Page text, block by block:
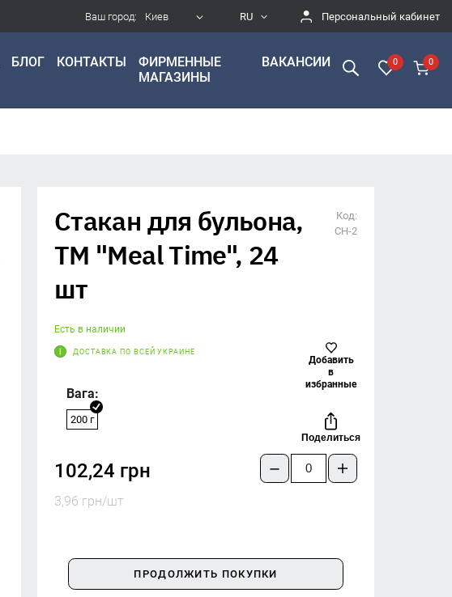
Ваш город: Киев RU Персональный кабинет
БЛОГ КОНТАКТЫ
ФИРМЕННЫЕ
МАГАЗИНЫ
ВАКАНСИИ 0 0
Стакан для бульона,
TM "Meal Time", 24
шт
Код:
СН-2
Есть в наличии
ДОСТАВКА ПО ВСЕЙ УКРАИНЕ
Вага:
200 г
102,24 грн
3,96 грн/шт
ПРОДОЛЖИТЬ ПОКУПКИ
Добавить
в
избранные
Поделиться